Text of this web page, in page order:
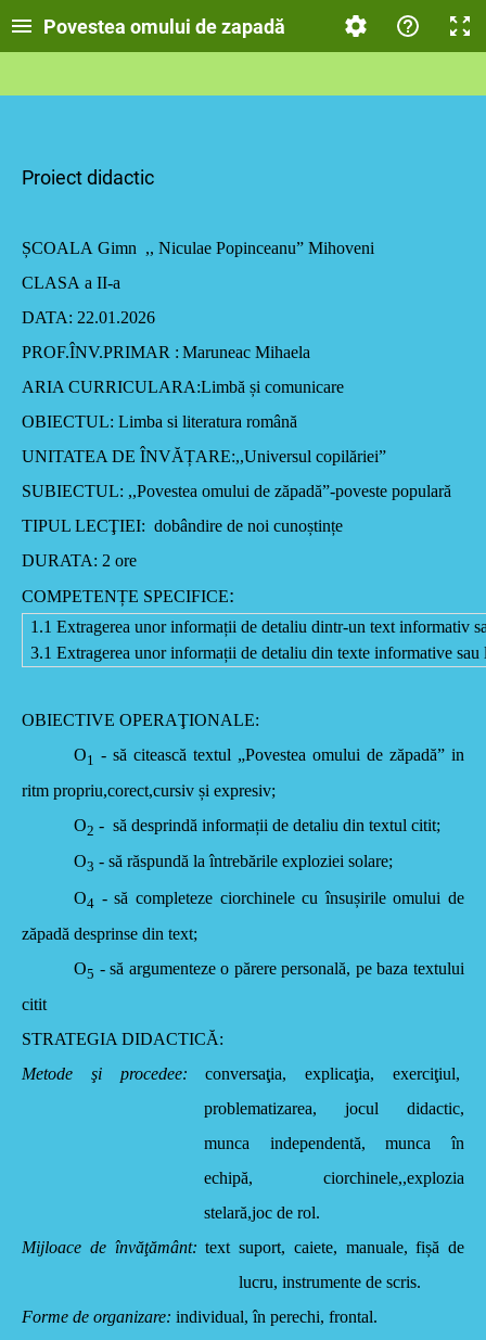
Povestea omului de zapadă
Proiect didactic
ȘCOALA Gimn ,, Niculae Popinceanu” Mihoveni
CLASA a II-a
DATA: 22.01.2026
PROF.ÎNV.PRIMAR : Maruneac Mihaela
ARIA CURRICULARA:Limbă și comunicare
OBIECTUL: Limba si literatura română
UNITATEA DE ÎNVĂȚARE:,,Universul copilăriei”
SUBIECTUL: ,,Povestea omului de zăpadă”-poveste populară
TIPUL LECŢIEI: dobândire de noi cunoștințe
DURATA: 2 ore
COMPETENȚE SPECIFICE:
1.1 Extragerea unor informații de detaliu dintr-un text informativ
3.1 Extragerea unor informații de detaliu din texte informative sau
OBIECTIVE OPERAŢIONALE:
O1 - să citească textul „Povestea omului de zăpadă” in
ritm propriu,corect,cursiv și expresiv;
O2 - să desprindă informații de detaliu din textul citit;
O3 - să răspundă la întrebările exploziei solare;
O4 - să completeze ciorchinele cu însușirile omului de
zăpadă desprinse din text;
O5 - să argumenteze o părere personală, pe baza textului
citit
STRATEGIA DIDACTICĂ:
Metode şi procedee: conversaţia, explicaţia, exerciţiul,
problematizarea, jocul didactic,
munca independentă, munca în
echipă, ciorchinele,,explozia
stelară,joc de rol.
Mijloace de învăţământ: text suport, caiete, manuale, fișă de
lucru, instrumente de scris.
Forme de organizare: individual, în perechi, frontal.